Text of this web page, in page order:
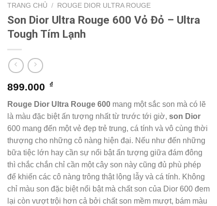
TRANG CHỦ / ROUGE DIOR ULTRA ROUGE
Son Dior Ultra Rouge 600 Vỏ Đỏ – Ultra
Tough Tím Lạnh
899.000 ₫
Rouge Dior Ultra Rouge 600 mang một sắc son mà có lẽ
là màu đặc biệt ấn tượng nhất từ trước tới giờ, son Dior
600 mang đến một vẻ đẹp trẻ trung, cá tính và vô cùng thời
thượng cho những cô nàng hiện đại. Nếu như đến những
bữa tiệc lớn hay cần sự nổi bật ấn tượng giữa đám đông
thì chắc chắn chỉ cần một cây son này cũng đủ phù phép
để khiến các cô nàng trông thật lộng lẫy và cá tính. Không
chỉ màu son đặc biệt nổi bật mà chất son của Dior 600 đem
lại còn vượt trội hơn cả bởi chất son mềm mượt, bám màu